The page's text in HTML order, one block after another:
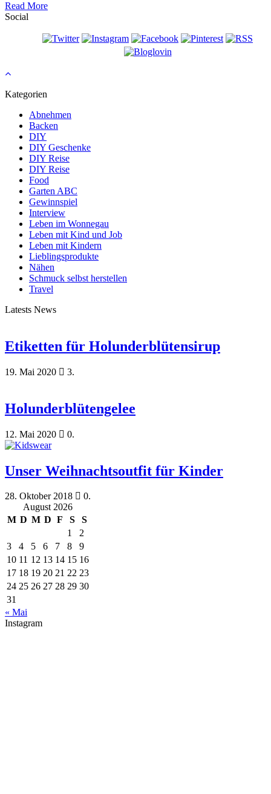
Read More
Social
Kategorien
Abnehmen
Backen
DIY
DIY Geschenke
DIY Reise
DIY Reise
Food
Garten ABC
Gewinnspiel
Interview
Leben im Wonnegau
Leben mit Kind und Job
Leben mit Kindern
Lieblingsprodukte
Nähen
Schmuck selbst herstellen
Travel
Latests News
Etiketten für Holunderblütensirup
19. Mai 2020 3.
Holunderblütengelee
12. Mai 2020 0.
Unser Weihnachtsoutfit für Kinder
28. Oktober 2018
0.
August 2026
M D M D F S
S
1
2
3
4 5 6 7 8
9
10 11 12 13 14 15 16
17 18 19 20 21 22 23
24 25 26 27 28 29 30
31
« Mai
Instagram